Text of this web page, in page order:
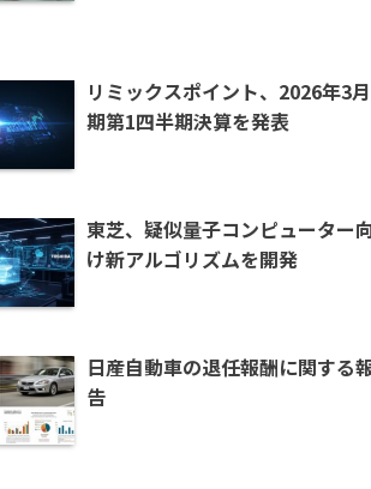
リミックスポイント、2026年3月
期第1四半期決算を発表
東芝、疑似量子コンピューター
け新アルゴリズムを開発
日産自動車の退任報酬に関する
告